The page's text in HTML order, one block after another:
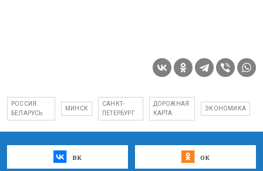
РОССИЯ.
БЕЛАРУСЬ
МИНСК
САНКТ-
ПЕТЕРБУРГ
ДОРОЖНАЯ
КАРТА
ЭКОНОМИКА
вк ок